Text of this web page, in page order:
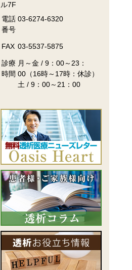
ル7F
電話
番号
03-6274-6320
FAX 03-5537-5875
診療
時間
月～金 / 9：00～23：
00（16時～17時：休診）
土 / 9：00～21：00